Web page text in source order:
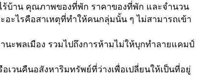
ร้บ้าน คุณภาพของที่พัก ราคาของที่พัก และจำนวน
ะไรคือสาเหตุที่ทำให้คนกลุ่มนั้น ๆ ไม่สามารถเข้า
นะพลเมือง รวมไปถึงการห้ามไม่ให้บุกทำลายแคมป์
เวนคืนอสังหาริมทรัพย์ที่ว่างเพื่อเปลี่ยนให้เป็นที่อยู่